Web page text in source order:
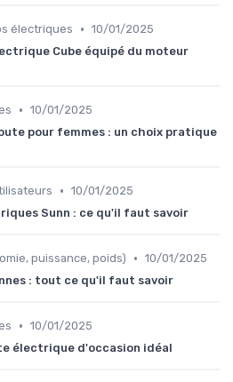
électriques • 10/01/2025
Cube équipé du moteur
• 10/01/2025
pour femmes : un choix pratique
• 10/01/2025
Sunn : ce qu'il faut savoir
puissance, poids) • 10/01/2025
: tout ce qu'il faut savoir
• 10/01/2025
électrique d'occasion idéal